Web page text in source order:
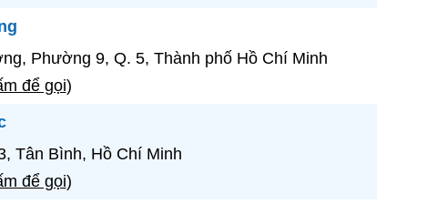
Phường 9, Q. 5, Thành phố Hồ Chí Minh
để gọi)
Tân Bình, Hồ Chí Minh
để gọi)